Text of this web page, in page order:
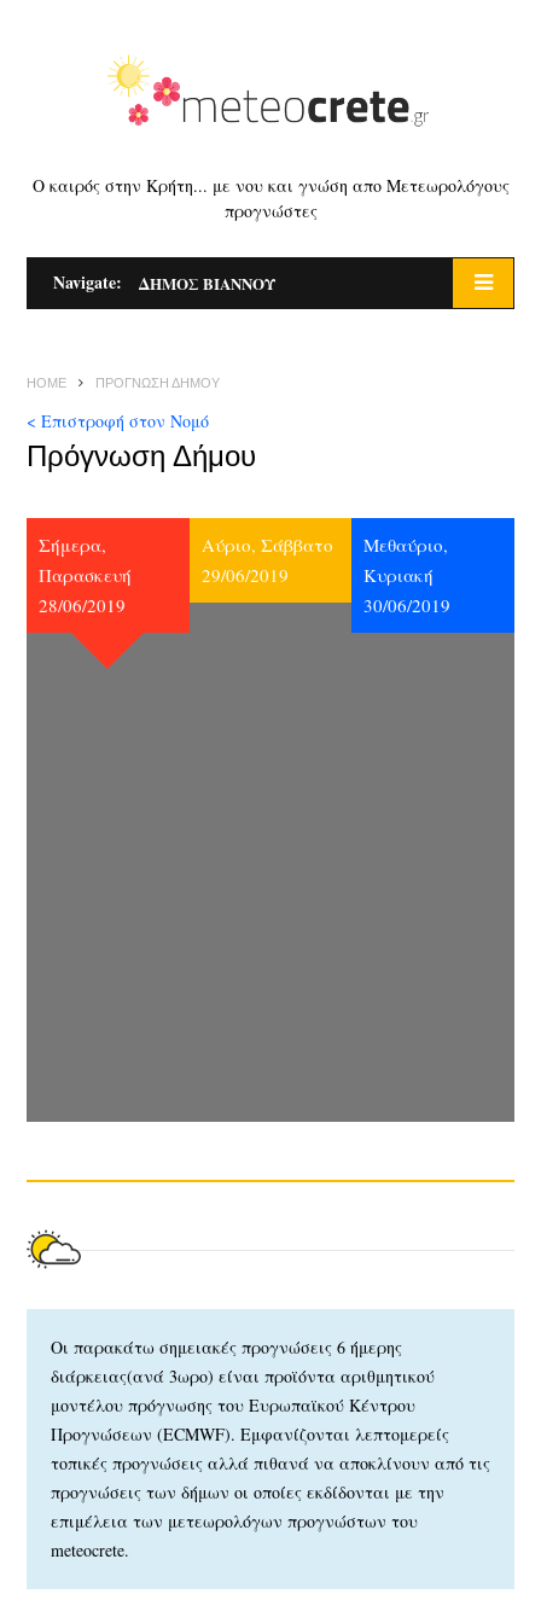
Ο καιρός στην Κρήτη... με νου και γνώση απο Μετεωρολόγους
προγνώστες
Navigate: ΔΗΜΟΣ ΒΙΑΝΝΟΥ
HOME ΠΡΌΓΝΩΣΗ ΔΉΜΟΥ
< Επιστροφή στον Νομό
Πρόγνωση Δήμου
Σήμερα,
Παρασκευή
28/06/2019
Αύριο, Σάββατο
29/06/2019
Μεθαύριο,
Κυριακή
30/06/2019
Οι παρακάτω σημειακές προγνώσεις 6 ήμερης
διάρκειας(ανά 3ωρο) είναι προϊόντα αριθμητικού
μοντέλου πρόγνωσης του Ευρωπαϊκού Κέντρου
Προγνώσεων (ECMWF). Εμφανίζονται λεπτομερείς
τοπικές προγνώσεις αλλά πιθανά να αποκλίνουν από τις
προγνώσεις των δήμων οι οποίες εκδίδονται με την
επιμέλεια των μετεωρολόγων προγνώστων του
meteocrete.